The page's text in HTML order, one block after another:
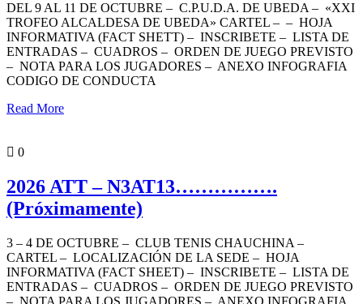
DEL 9 AL 11 DE OCTUBRE – C.P.U.D.A. DE UBEDA – «XXI
TROFEO ALCALDESA DE UBEDA» CARTEL – – HOJA
INFORMATIVA (FACT SHETT) – INSCRIBETE – LISTA DE
ENTRADAS – CUADROS – ORDEN DE JUEGO PREVISTO
– NOTA PARA LOS JUGADORES – ANEXO INFOGRAFIA
CODIGO DE CONDUCTA
Read More
0
2026 ATT – N3AT13…………….
(Próximamente)
3 – 4 DE OCTUBRE – CLUB TENIS CHAUCHINA –
CARTEL – LOCALIZACIÓN DE LA SEDE – HOJA
INFORMATIVA (FACT SHEET) – INSCRIBETE – LISTA DE
ENTRADAS – CUADROS – ORDEN DE JUEGO PREVISTO